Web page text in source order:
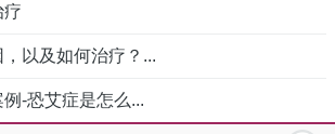
疗
以及如何治疗？...
-恐艾症是怎么...